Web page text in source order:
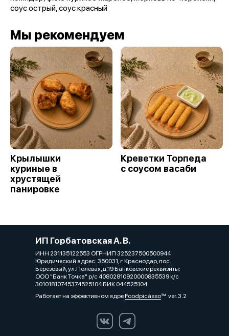
соус острый, соус красный
Мы рекомендуем
Крылышки
куриные в
хрустящей
панировке
Креветки Торпеда
с соусом васаби
ИП Горбатовская А. В.
ИНН 231135122553 ОГРНИП 325237500500944
Юридический адрес: 350031, г. Краснодар, пос.
Березовый, ул.Полевая,д.19 Банковские реквизиты:
ООО "Банк Точка" р/с 40802810920000835539 к/с
30101810745374525104 БИК 044525104
Работает на эффективном ядреFoodpicássover. 3.2